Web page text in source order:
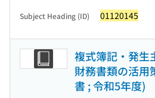
Subject Heading (ID) 01120145
複式簿記・発生
財務書類の活用
書 ; 令和5年度)